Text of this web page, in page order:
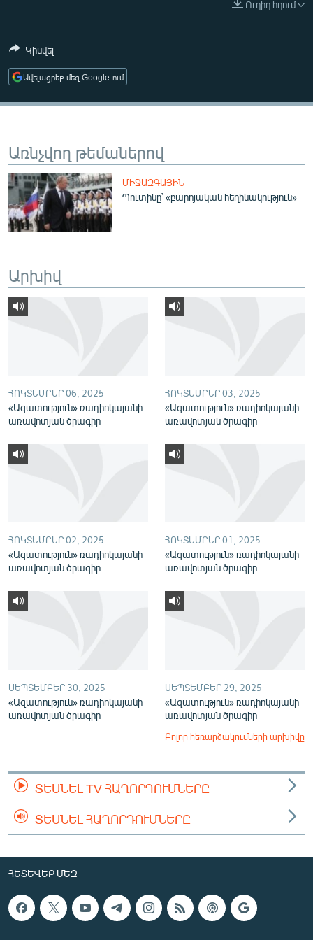
ՄԵԿՆԱԲԱՆՈՒԹՅՈՒՆ
ԱՐԽԻՎ
ՏԵՍԱՆՅՈՒԹԵՐ
ԲԱՆԱՎԵՃ
Հայերեն
ՀԵՏԵՎԵՔ ՄԵԶ
Ուղիղ հղում
Կիսվել
Ավելացրեք մեզ Google-ում
Առնչվող թեմաներով
ՄԻՋԱԶԳԱՅԻՆ
Պուտինը՝ «բարոյական հեղինակություն»
Արխիվ
ՀՈԿՏԵՄԲԵՐ 06, 2025
«Ազատություն» ռադիոկայանի
առավոտյան ծրագիր
ՀՈԿՏԵՄԲԵՐ 03, 2025
«Ազատություն» ռադիոկայանի
առավոտյան ծրագիր
ՀՈԿՏԵՄԲԵՐ 02, 2025
«Ազատություն» ռադիոկայանի
առավոտյան ծրագիր
ՀՈԿՏԵՄԲԵՐ 01, 2025
«Ազատություն» ռադիոկայանի
առավոտյան ծրագիր
ՍԵՊՏԵՄԲԵՐ 30, 2025
«Ազատություն» ռադիոկայանի
առավոտյան ծրագիր
ՍԵՊՏԵՄԲԵՐ 29, 2025
«Ազատություն» ռադիոկայանի
առավոտյան ծրագիր
Բոլոր հեռարձակումների արխիվը
ՏԵՍՆԵԼ TV ՀԱՂՈՐԴՈՒՄՆԵՐԸ
ՏԵՍՆԵԼ ՀԱՂՈՐԴՈՒՄՆԵՐԸ
ՀԵՏԵՎԵՔ ՄԵԶ